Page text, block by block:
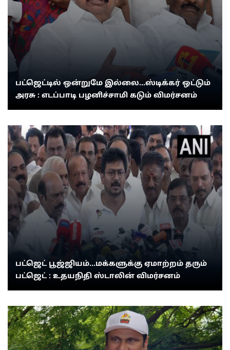
பட்ஜெட்டில் ஒன்றுமே இல்லை...ஸ்டிக்கர் ஒட்டும்
அரசு : எடப்பாடி பழனிச்சாமி கடும் விமர்சனம்
பட்ஜெட் பூஜ்ஜியம்...மக்களுக்கு ஏமாற்றம் தரும்
பட்ஜெட் : உதயநிதி ஸ்டாலின் விமர்சனம்